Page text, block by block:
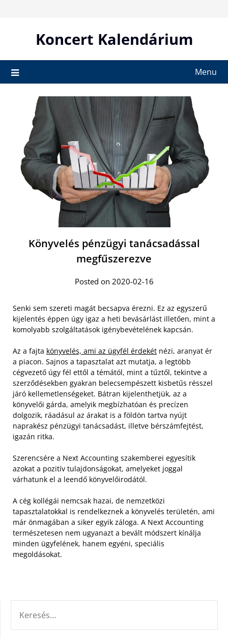
Koncert Kalendárium
Menu
Könyvelés pénzügyi tanácsadással
megfűszerezve
Posted on 2020-02-16
Senki sem szereti magát becsapva érezni. Ez az egyszerű
kijelentés éppen úgy igaz a heti bevásárlást illetően, mint a
komolyabb szolgáltatások igénybevételének kapcsán.
Az a fajta könyvelés, ami az ügyfél érdekét nézi, aranyat ér
a piacon. Sajnos a tapasztalat azt mutatja, a legtöbb
cégvezető úgy fél ettől a témától, mint a tűztől, tekintve a
szerződésekben gyakran belecsempészett kisbetűs résszel
járó kellemetlenségeket. Bátran kijelenthetjük, az a
könyvelői gárda, amelyik megbízhatóan és precízen
dolgozik, ráadásul az árakat is a földön tartva nyújt
naprakész pénzügyi tanácsadást, illetve bérszámfejtést,
igazán ritka.
Szerencsére a Next Accounting szakemberei egyesítik
azokat a pozitív tulajdonságokat, amelyeket joggal
várhatunk el a leendő könyvelőirodától.
A cég kollégái nemcsak hazai, de nemzetközi
tapasztalatokkal is rendelkeznek a könyvelés területén, ami
már önmagában a siker egyik záloga. A Next Accounting
természetesen nem ugyanazt a bevált módszert kínálja
minden ügyfelének, hanem egyéni, speciális
megoldásokat.